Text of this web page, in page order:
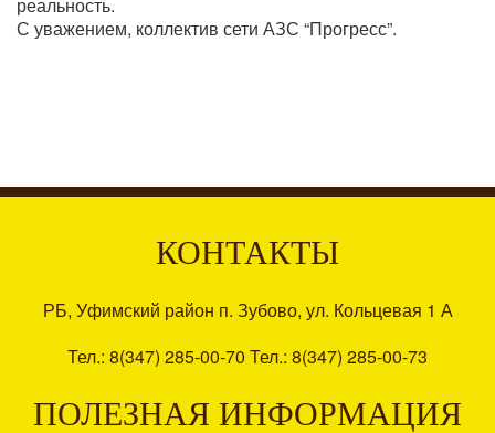
реальность.
С уважением, коллектив сети АЗС “Прогресс”.
КОНТАКТЫ
РБ, Уфимский район п. Зубово, ул. Кольцевая 1 А
Тел.: 8(347) 285-00-70 Тел.: 8(347) 285-00-73
ПОЛЕЗНАЯ ИНФОРМАЦИЯ